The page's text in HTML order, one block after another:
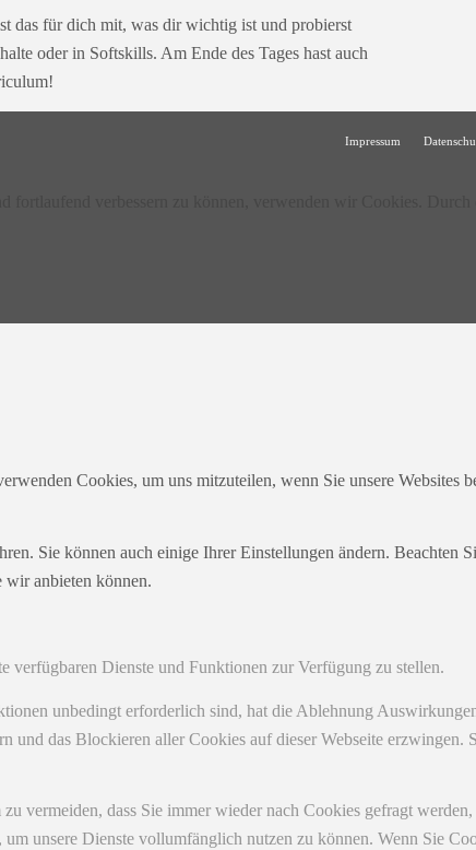
das für dich mit, was dir wichtig ist und probierst
oder in Softskills. Am Ende des Tages hast auch
Impressum
Cookies, um uns mitzuteilen, wenn Sie unsere Websites
Sie können auch einige Ihrer Einstellungen ändern. Beachten
wir anbieten können.
verfügbaren Dienste und Funktionen zur Verfügung zu stellen.
unbedingt erforderlich sind, hat die Ablehnung
und das Blockieren aller Cookies auf dieser Webseite
vermeiden, dass Sie immer wieder nach Cookies gefragt
unsere Dienste vollumfänglich nutzen zu können. Wenn Sie